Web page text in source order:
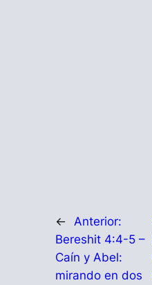
←
Anterior:
Bereshit 4:4-5 –
Caín y Abel:
mirando en dos